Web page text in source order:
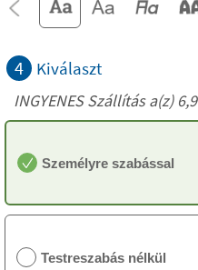
4 Kiválaszt
INGYENES Szállítás a(z)
Személyre szabással
Testreszabás nélkül